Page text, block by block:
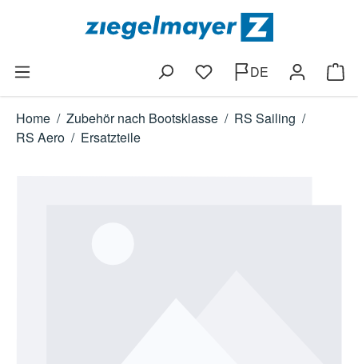
Zum Hauptinhalt springen
Du hast 0 Produkte auf
DE
Home / Zubehör nach Bootsklasse / RS Sailing /
RS Aero / Ersatzteile